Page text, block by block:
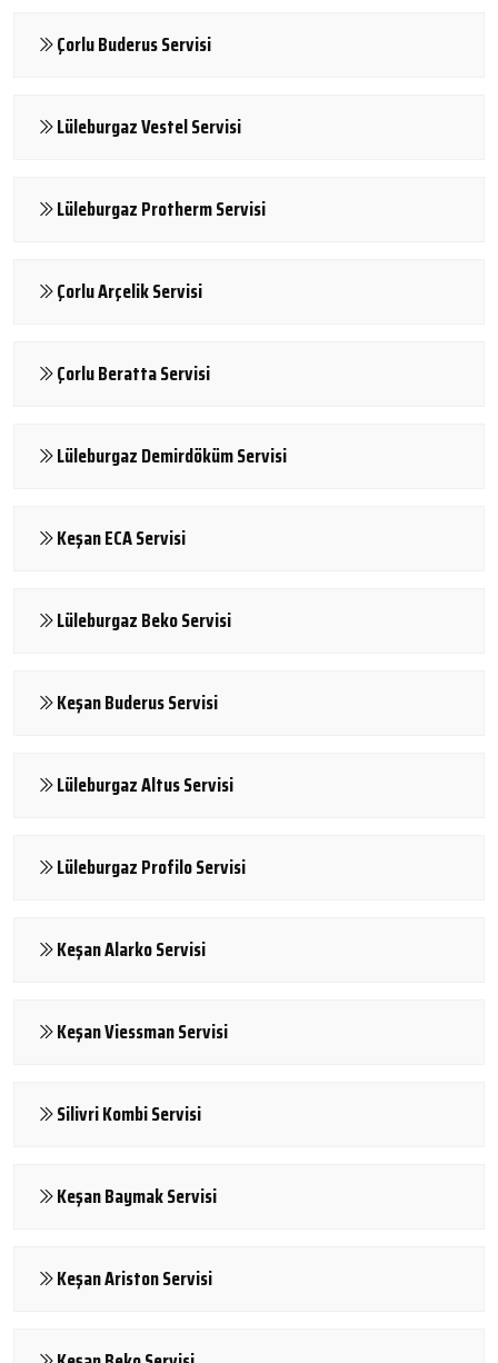
Çorlu Buderus Servisi
Lüleburgaz Vestel Servisi
Lüleburgaz Protherm Servisi
Çorlu Arçelik Servisi
Çorlu Beratta Servisi
Lüleburgaz Demirdöküm Servisi
Keşan ECA Servisi
Lüleburgaz Beko Servisi
Keşan Buderus Servisi
Lüleburgaz Altus Servisi
Lüleburgaz Profilo Servisi
Keşan Alarko Servisi
Keşan Viessman Servisi
Silivri Kombi Servisi
Keşan Baymak Servisi
Keşan Ariston Servisi